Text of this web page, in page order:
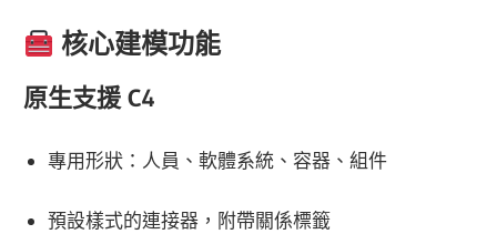
核心建模功能
原生支援 C4
專用形狀：人員、軟體系統、容器、組件
預設樣式的連接器，附帶關係標籤